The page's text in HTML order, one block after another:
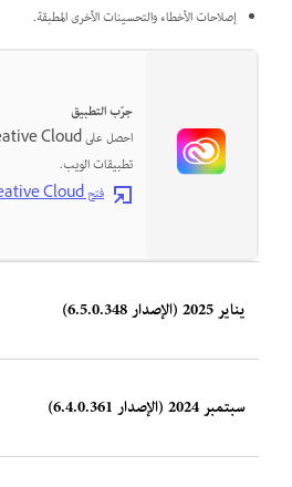
إصلاحات الأخطاء والتحسينات الأخرى المطبقة.
جرّب التطبيق
تطبيقات الويب.
فتح Creative Cloud
يناير 2025 (الإصدار 6.5.0.348)
سبتمبر 2024 (الإصدار 6.4.0.361)